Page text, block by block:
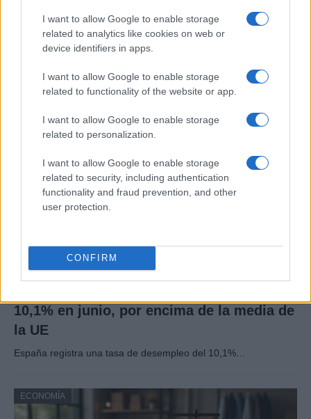
I want to allow Google to enable storage
related to analytics like cookies on web or
device identifiers in apps.
I want to allow Google to enable storage
related to functionality of the website or app.
I want to allow Google to enable storage
related to personalization.
I want to allow Google to enable storage
related to security, including authentication
functionality and fraud prevention, and other
user protection.
CONFIRM
El PIB de España crece un 0.7% en el
segundo trimestre de 2026, por encima de
la media de la UE
El PIB de España registra un crecimiento del…
ECONOMÍA
10,1% en junio, por encima de la media de
la UE
España registra una tasa de desempleo del 10,1%…
ECONOMÍA